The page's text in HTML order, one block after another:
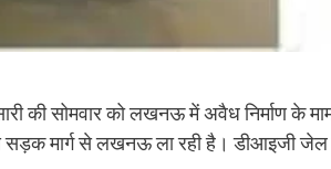
की सोमवार को लखनऊ में अवैध निर्माण के
सड़क मार्ग से लखनऊ ला रही है। डीआइजी जेल